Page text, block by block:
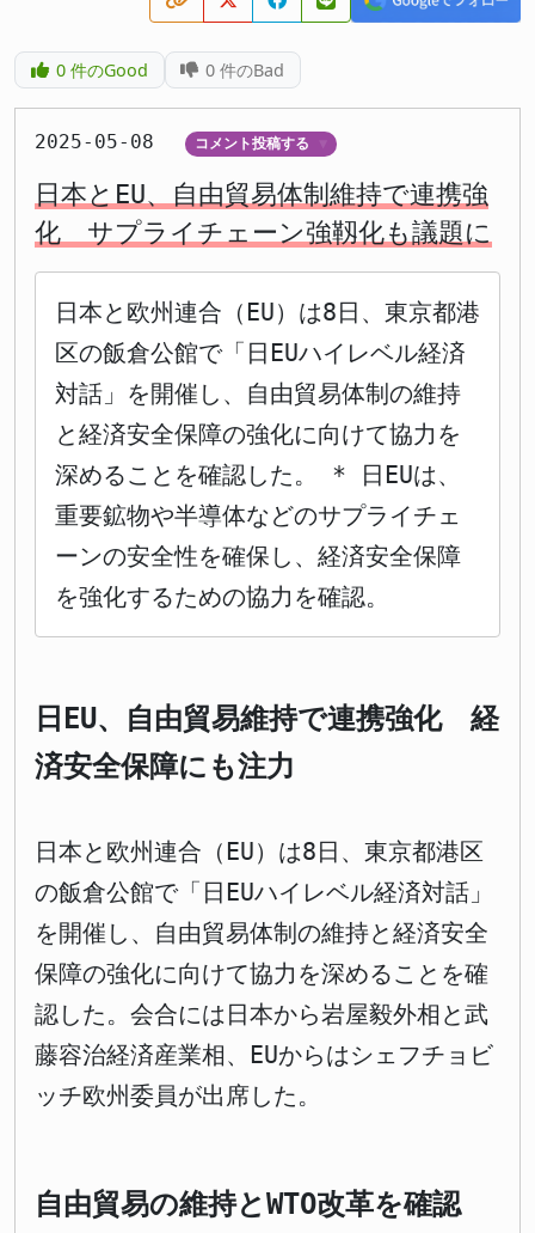
0件のGood 0 件のBad
2025-05-08 コメント投稿する
日本とEU、自由貿易体制維持で連携強
化 サプライチェーン強靱化も議題に
日本と欧州連合（EU）は8日、東京都港
区の飯倉公館で「日EUハイレベル経済
対話」を開催し、自由貿易体制の維持
と経済安全保障の強化に向けて協力を
深めることを確認した。 * 日EUは、
重要鉱物や半導体などのサプライチェ
ーンの安全性を確保し、経済安全保障
を強化するための協力を確認。
日EU、自由貿易維持で連携強化 経
済安全保障にも注力
日本と欧州連合（EU）は8日、東京都港区
の飯倉公館で「日EUハイレベル経済対話」
を開催し、自由貿易体制の維持と経済安全
保障の強化に向けて協力を深めることを確
認した。会合には日本から岩屋毅外相と武
藤容治経済産業相、EUからはシェフチョビ
ッチ欧州委員が出席した。
自由貿易の維持とWTO改革を確認